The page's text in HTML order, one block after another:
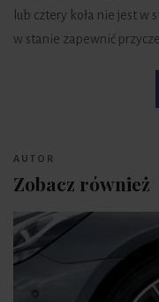
lub cztery koła nie jest w
w stanie zapewnić
AUTOR
Zobacz również